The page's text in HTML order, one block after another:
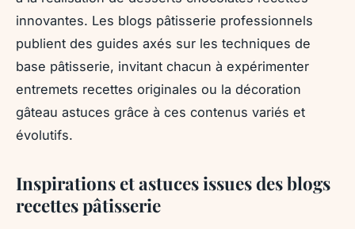
innovantes. Les blogs pâtisserie professionnels
publient des guides axés sur les techniques de
base pâtisserie, invitant chacun à expérimenter
entremets recettes originales ou la décoration
gâteau astuces grâce à ces contenus variés et
évolutifs.
Inspirations et astuces issues des blogs
recettes pâtisserie